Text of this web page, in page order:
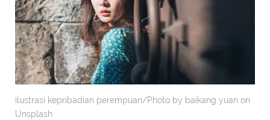
ilustrasi kepribadian perempuan/Photo by baikang yuan on
Unsplash